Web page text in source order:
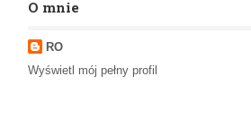
O mnie
RO
Wyświetl mój pełny profil